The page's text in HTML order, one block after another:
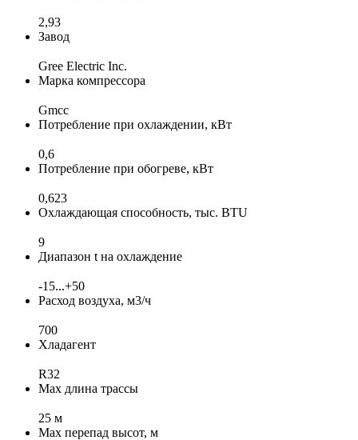
2,93
Завод
Gree Electric Inc.
Марка компрессора
Gmcc
Потребление при охлаждении, кВт
0,6
Потребление при обогреве, кВт
0,623
Охлаждающая способность, тыс. BTU
9
Диапазон t на охлаждение
-15...+50
Расход воздуха, м3/ч
700
Хладагент
R32
Max длина трассы
25 м
Max перепад высот, м